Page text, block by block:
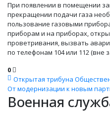
При появлении в помещении
прекращении подачи газа
пользование газовыми
приборам и на приборах,
проветривания, вызвать
по телефонам 104 или 112 (вне
0
Открытая трибуна
От модернизации к новым
Военная